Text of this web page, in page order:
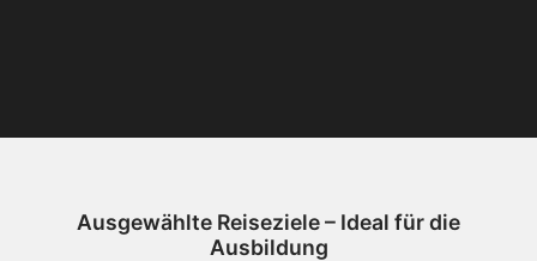
Ausgewählte Reiseziele – Ideal für die
Ausbildung